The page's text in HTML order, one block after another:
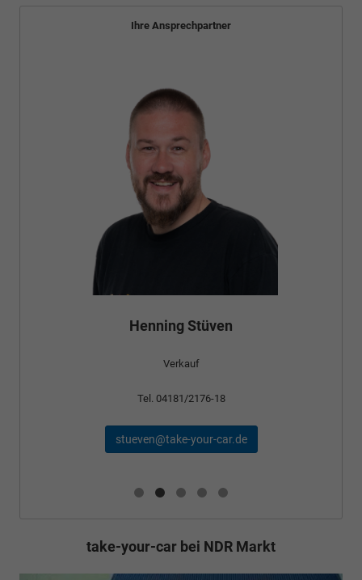
Ihre Ansprechpartner
Henning Stüven
Verkauf
Tel. 04181/2176-18
stueven@take-your-car.de
take-your-car bei NDR Markt